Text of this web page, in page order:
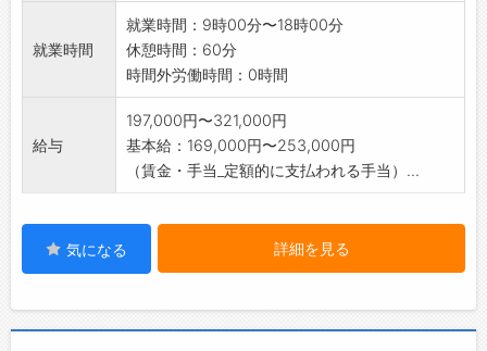
就業時間
就業時間：9時00分〜18時00分
休憩時間：60分
時間外労働時間：0時間
給与
197,000円〜321,000円
基本給：169,000円〜253,000円
（賃金・手当_定額的に支払われる手当）...
気になる 詳細を見る